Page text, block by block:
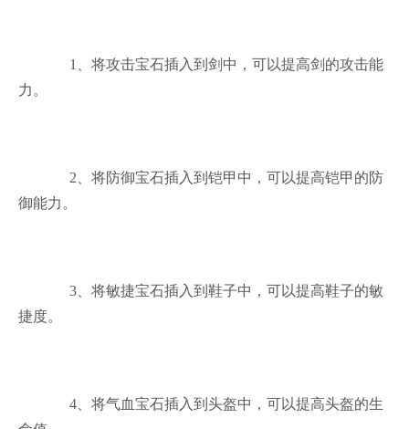
1、将攻击宝石插入到剑中，可以提高剑的攻击能
力。
2、将防御宝石插入到铠甲中，可以提高铠甲的防
御能力。
3、将敏捷宝石插入到鞋子中，可以提高鞋子的敏
捷度。
4、将气血宝石插入到头盔中，可以提高头盔的生